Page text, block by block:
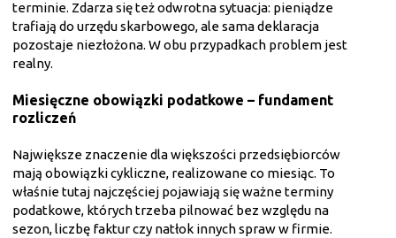
terminie. Zdarza się też odwrotna sytuacja: pieniądze
trafiają do urzędu skarbowego, ale sama deklaracja
pozostaje niezłożona. W obu przypadkach problem jest
realny.
Miesięczne obowiązki podatkowe – fundament
rozliczeń
Największe znaczenie dla większości przedsiębiorców
mają obowiązki cykliczne, realizowane co miesiąc. To
właśnie tutaj najczęściej pojawiają się ważne terminy
podatkowe, których trzeba pilnować bez względu na
sezon, liczbę faktur czy natłok innych spraw w firmie.